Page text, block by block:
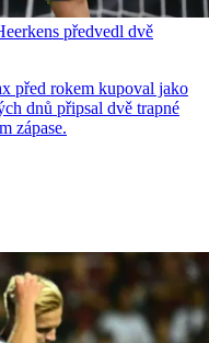
předvedl dvě
před rokem kupoval jako
dnů připsal dvě trapné
zápase.